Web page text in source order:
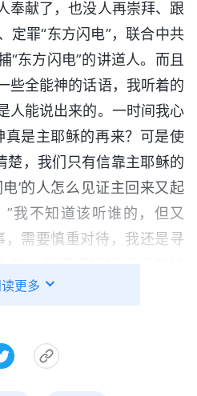
奉献了，也没人再崇拜、跟
定罪“东方闪电”，联合中共
“东方闪电”的讲道人。而且
些全能神的话语，我听着的
人能说出来的。一时间我心
真是主耶稣的再来？可是使
楚，我们只有信靠主耶稣的
’的人怎么见证主回来又起
我不知道该听谁的，但又
，需要慎重对待，我还是寻
给了王弟兄，让他也谨慎对
别无拯救”经文的真意
更多